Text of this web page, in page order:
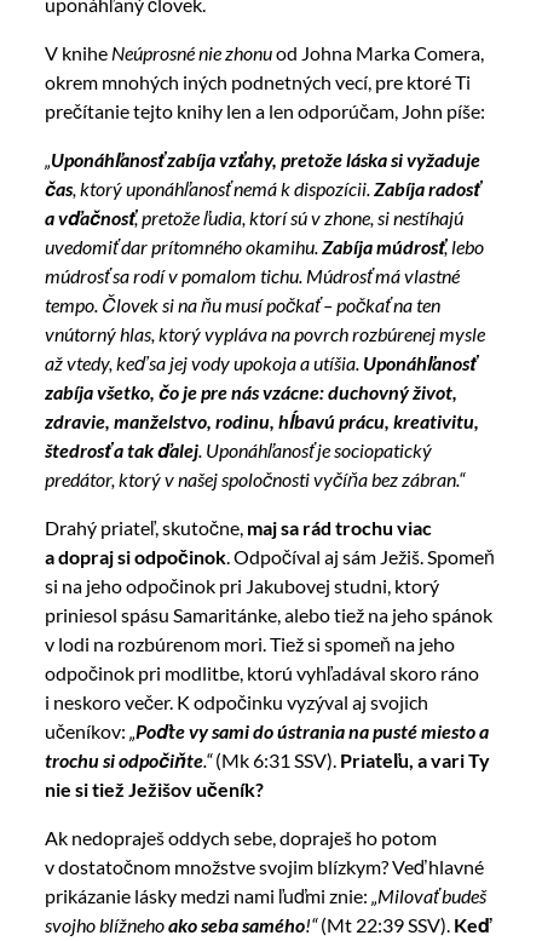
V knihe Neúprosné nie zhonuod Johna Marka Comera,
okrem mnohých iných podnetných vecí, pre ktoré Ti
prečítanie tejto knihy len a len odporúčam, John píše:
„Uponáhľanosť zabíja vzťahy, pretože láska si vyžaduje
čas, ktorý uponáhľanosť nemá k dispozícii.Zabíja radosť
a vďačnosť, pretože ľudia, ktorí sú v zhone, si nestíhajú
uvedomiť dar prítomného okamihu.Zabíja múdrosť, lebo
múdrosť sa rodí v pomalom tichu. Múdrosť má vlastné
tempo. Človek si na ňu musí počkať – počkať na ten
vnútorný hlas, ktorý vypláva na povrch rozbúrenej mysle
až vtedy, keď sa jej vody upokoja a utíšia. Uponáhľanosť
zabíja všetko, čo je pre nás vzácne: duchovný život,
zdravie, manželstvo, rodinu, hĺbavú prácu, kreativitu,
štedrosť a tak ďalej. Uponáhľanosť je sociopatický
predátor, ktorý v našej spoločnosti vyčíňa bez zábran.“
Drahý priateľ, skutočne, maj sa rád trochu viac
a dopraj si odpočinok. Odpočíval aj sám Ježiš. Spomeň
si na jeho odpočinok pri Jakubovej studni, ktorý
priniesol spásu Samaritánke, alebo tiež na jeho spánok
v lodi na rozbúrenom mori. Tiež si spomeň na jeho
odpočinok pri modlitbe, ktorú vyhľadával skoro ráno
i neskoro večer. K odpočinku vyzýval aj svojich
učeníkov:„Poďte vy sami do ústrania na pusté miesto a
trochu si odpočiňte.“(Mk 6:31 SSV). Priateľu, a vari Ty
nie si tiež Ježišov učeník?
Ak nedopraješ oddych sebe, dopraješ ho potom
v dostatočnom množstve svojim blízkym? Veď hlavné
prikázanie lásky medzi nami ľuďmi znie:„Milovať budeš
svojho blížnehoako seba samého!“(Mt 22:39 SSV). Keď